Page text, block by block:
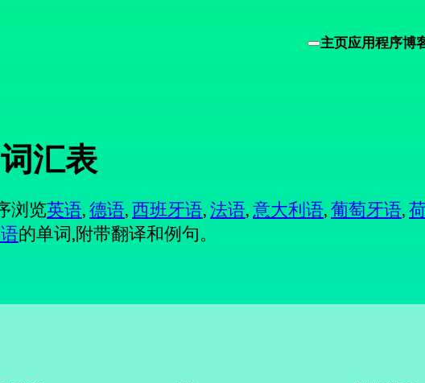
主页应用程序博
汇表
浏览英语,德语,西班牙语,法语,意大利语,葡萄牙语,
的单词,附带翻译和例句。